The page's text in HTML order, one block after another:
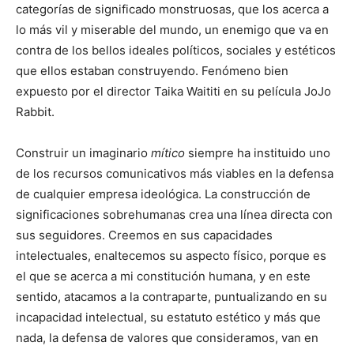
categorías de significado monstruosas, que los acerca a
lo más vil y miserable del mundo, un enemigo que va en
contra de los bellos ideales políticos, sociales y estéticos
que ellos estaban construyendo. Fenómeno bien
expuesto por el director Taika Waititi en su película JoJo
Rabbit.
Construir un imaginario mítico siempre ha instituido uno
de los recursos comunicativos más viables en la defensa
de cualquier empresa ideológica. La construcción de
significaciones sobrehumanas crea una línea directa con
sus seguidores. Creemos en sus capacidades
intelectuales, enaltecemos su aspecto físico, porque es
el que se acerca a mi constitución humana, y en este
sentido, atacamos a la contraparte, puntualizando en su
incapacidad intelectual, su estatuto estético y más que
nada, la defensa de valores que consideramos, van en